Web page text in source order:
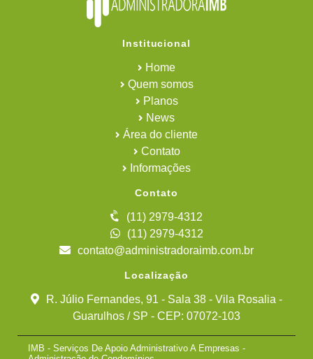
Institucional
Home
Quem somos
Planos
News
Área do cliente
Contato
Informações
Contato
(11) 2979-4312
(11) 2979-4312
contato@administradoraimb.com.br
Localização
R. Júlio Fernandes, 91 - Sala 38 - Vila Rosalia -
Guarulhos / SP - CEP: 07072-103
IMB - Serviços De Apoio Administrativo A Empresas -